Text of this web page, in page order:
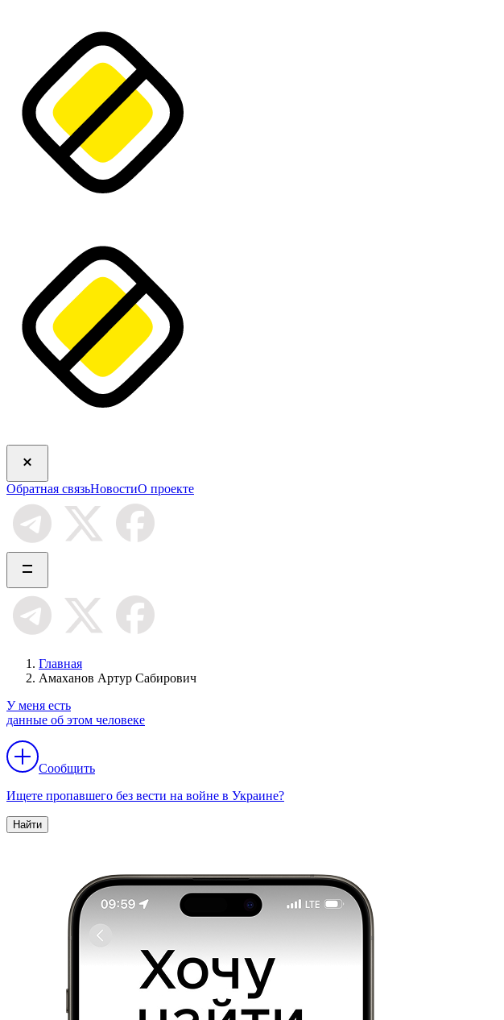
Обратная связьНовостиО проекте
Главная
Амаханов Артур Сабирович
У меня есть
данные об этом человеке
Сообщить
Ищете пропавшего без вести на войне в Украине?
Найти